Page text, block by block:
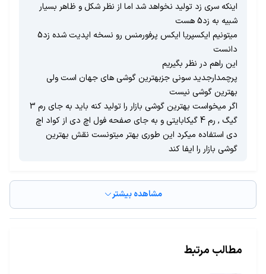
اینکه سری زد تولید نخواهد شد اما از نظر شکل و ظاهر بسیار
شبیه به زد5 هست
میتونیم ایکسپریا ایکس پرفورمنس رو نسخه اپدیت شده زد5
دانست
این راهم در نظر بگیریم
پرچمدارجدید سونی جزبهترین گوشی های جهان است ولی
بهترین گوشی نیست
اگر میخواست بهترین گوشی بازار را تولید کنه باید به جای رم 3
گیگ , رم 4 گیکابایتی و به جای صفحه فول اچ دی از کواد اچ
دی استفاده میکرد این طوری بهتر میتونست نقش بهترین
گوشی بازار را ایفا کند
مشاهده بیشتر
مطالب مرتبط